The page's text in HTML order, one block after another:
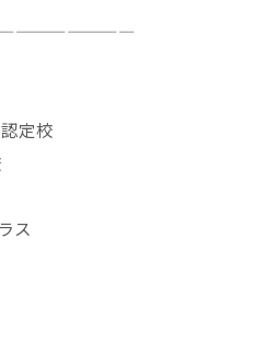
定校
ス